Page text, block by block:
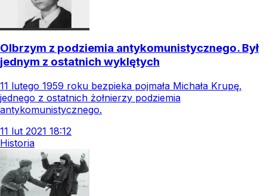
Olbrzym z podziemia antykomunistycznego. Był
jednym z ostatnich wyklętych
11 lutego 1959 roku bezpieka pojmała Michała Krupę,
jednego z ostatnich żołnierzy podziemia
antykomunistycznego.
11 lut 2021 18:12
Historia